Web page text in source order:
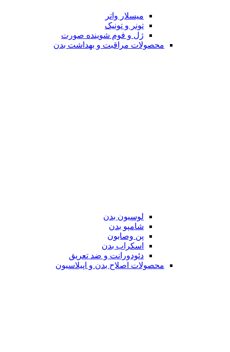
میسلار واتر
تونر و تونیک
ژل و فوم شوینده صورت
محصولات مراقبت و بهداشت بدن
لوسیون بدن
شامپو بدن
پن وصابون
اسکراب بدن
دئودورانت و ضد تعریق
محصولات اصلاح بدن و اپیلاسیون